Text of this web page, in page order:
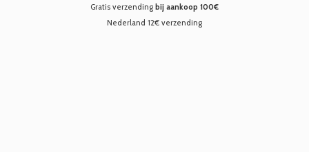
Gratis verzending bij aankoop 100€
Nederland 12€ verzending